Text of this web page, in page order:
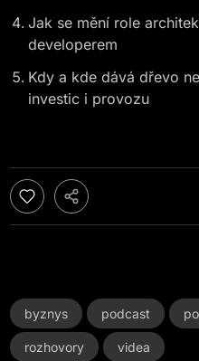
Jak se mění role
developerem
Kdy a kde dává dřevo
investic i provozu
byznys podcast
rozhovory videa